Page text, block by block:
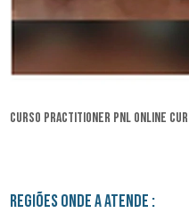
curso practitioner pnl online
Regiões onde a atende :